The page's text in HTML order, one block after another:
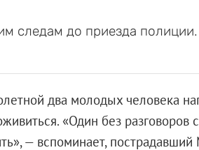
следам до приезда
два молодых человека
«Один без разговоров
— вспоминает,